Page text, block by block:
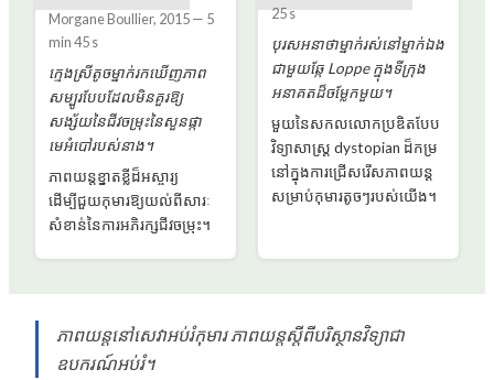
Morgane Boullier, 2015— 5
min 45 s
ក្មេងស្រីតូចម្នាក់រកឃើញភាព
សម្បូរបែបដែលមិនគួរឱ្យ
សង្ស័យនៃជីវចម្រុះនៃសួនផ្កា
មេអំបៅរបស់នាង។
ភាពយន្តខ្នាតខ្លីដ៏អស្ចារ្យ
ដើម្បីជួយកុមារឱ្យយល់ពីសារៈ
សំខាន់នៃការអភិរក្សជីវចម្រុះ។
25 s
បុរស​អនាថា​ម្នាក់​រស់នៅ​ម្នាក់ឯង​
ជាមួយ​ឆ្កែ Loppe ក្នុង​ទីក្រុង​
អនាគត​ដ៏​ចម្លែក​មួយ​។
មួយនៃសកលលោកប្រឌិតបែប
វិទ្យាសាស្ត្រ dystopian ដ៏កម្រ
នៅក្នុងការជ្រើសរើសភាពយន្ត
សម្រាប់កុមារតូចៗរបស់យើង។
ភាពយន្ត​នៅ​សេវា​អប់រំ​កុមារ ភាពយន្ត​ស្តីពី​បរិស្ថានវិទ្យា​ជា​
ឧបករណ៍​អប់រំ។